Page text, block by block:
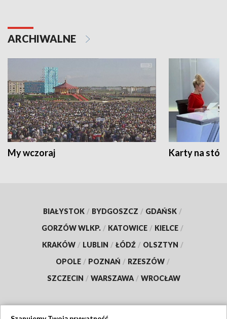
ARCHIWALNE
My wczoraj Karty na
BIAŁYSTOK / BYDGOSZCZ / GDAŃSK /
GORZÓW WLKP. / KATOWICE / KIELCE /
KRAKÓW / LUBLIN / ŁÓDŹ / OLSZTYN /
OPOLE / POZNAŃ / RZESZÓW /
SZCZECIN / WARSZAWA / WROCŁAW